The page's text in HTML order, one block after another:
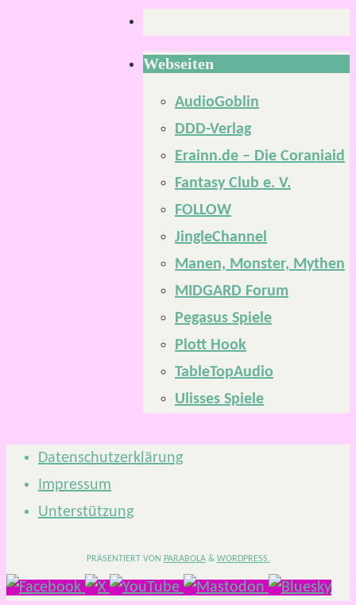
Webseiten
AudioGoblin
DDD-Verlag
Erainn.de – Die Coraniaid
Fantasy Club e. V.
FOLLOW
JingleChannel
Manen, Monster, Mythen
MIDGARD Forum
Pegasus Spiele
Plott Hook
TableTopAudio
Ulisses Spiele
Datenschutzerklärung
Impressum
Unterstützung
PRÄSENTIERT VON PARABOLA& WORDPRESS.